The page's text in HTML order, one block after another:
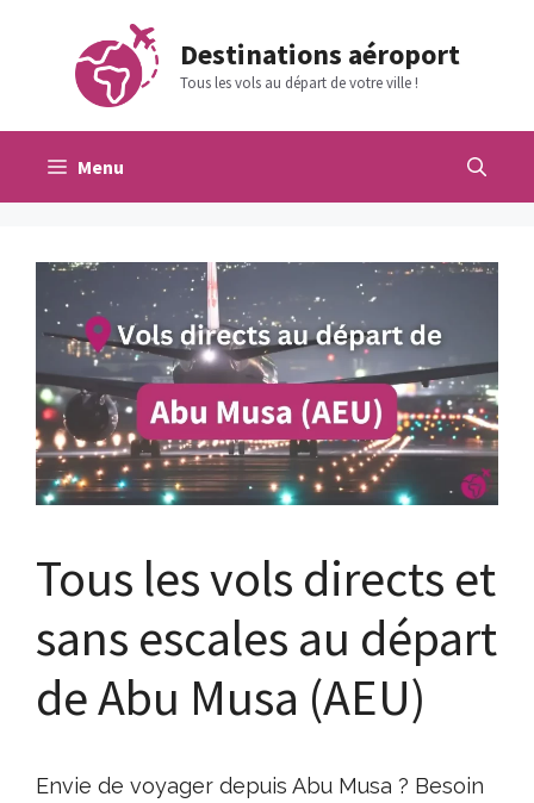
contenu
Destinations aéroport
Tous les vols au départ de votre ville !
Menu
Tous les vols directs et
sans escales au départ
de Abu Musa (AEU)
Envie de voyager depuis Abu Musa ? Besoin